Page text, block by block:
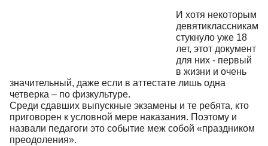
И хотя некоторым
девятиклассникам
стукнуло уже 18
лет, этот документ
для них - первый
в жизни и очень
значительный, даже если в аттестате лишь одна
четверка – по физкультуре.
Среди сдавших выпускные экзамены и те ребята, кто
приговорен к условной мере наказания. Поэтому и
назвали педагоги это событие меж собой «праздником
преодоления».